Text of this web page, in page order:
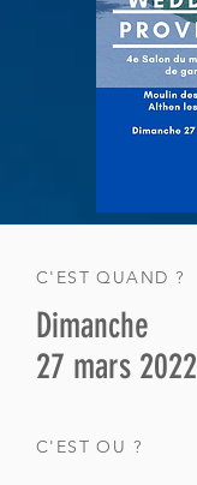
C'EST QUAND ?
Dimanche
27 mars 2022
C'EST OU ?